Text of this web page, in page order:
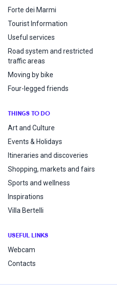
Forte dei Marmi
Tourist Information
Useful services
Road system and restricted
traffic areas
Moving by bike
Four-legged friends
THINGS TO DO
Art and Culture
Events & Holidays
Itineraries and discoveries
Shopping, markets and fairs
Sports and wellness
Inspirations
Villa Bertelli
USEFUL LINKS
Webcam
Contacts